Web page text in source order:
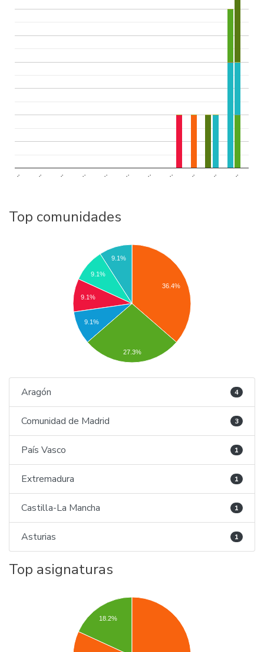
.. .. .. .. .. .. .. .. .. .. ..
Top comunidades
36.4%
9.1%
9.1%
9.1%
9.1%
27.3%
Aragón 4
Comunidad de Madrid 3
País Vasco 1
Extremadura 1
Castilla-La Mancha 1
Asturias 1
Top asignaturas
18.2%